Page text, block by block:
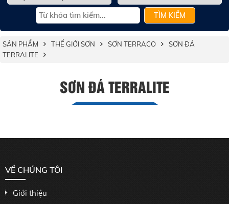
TÌM KIẾM
SẢN PHẨM THẾ GIỚI SƠN SƠN TERRACO
SƠN ĐÁ
TERRALITE
SƠN ĐÁ TERRALITE
VỀ CHÚNG TÔI
Giới thiệu